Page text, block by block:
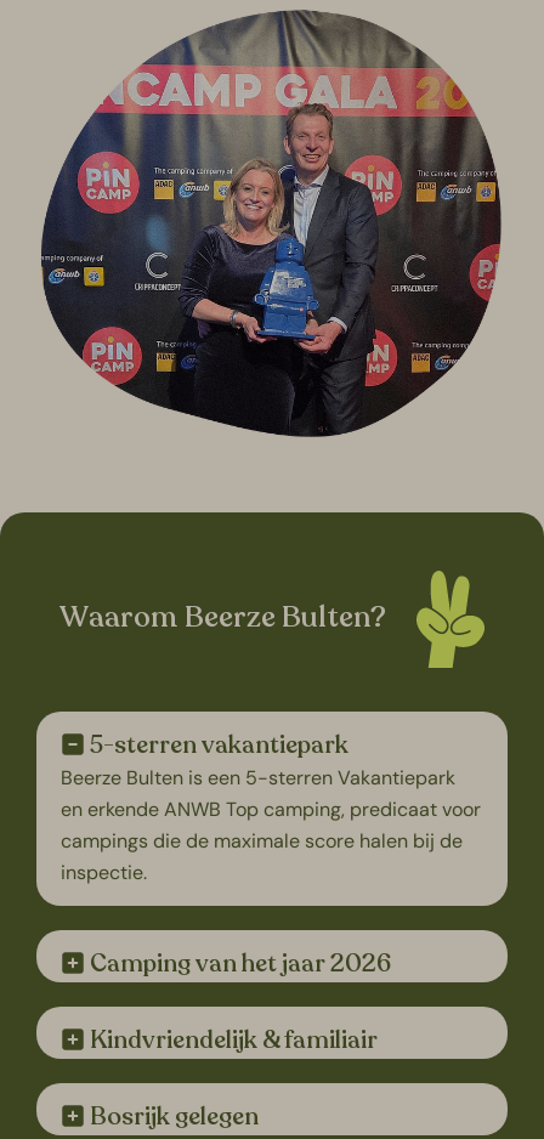
Waarom Beerze Bulten?
5-sterren vakantiepark
Beerze Bulten is een 5-sterren Vakantiepark
en erkende ANWB Top camping, predicaat voor
campings die de maximale score halen bij de
inspectie.
Camping van het jaar 2026
Kindvriendelijk & familiair
Bosrijk gelegen